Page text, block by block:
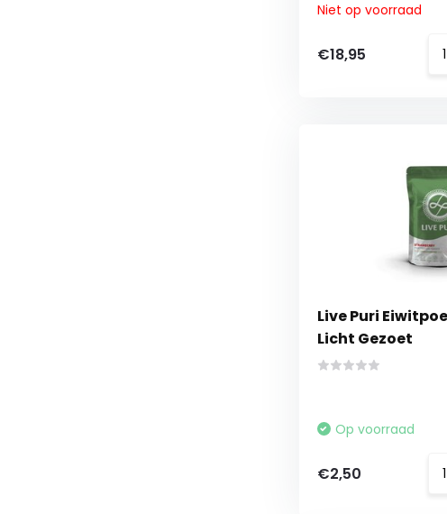
Niet op voorraad
€18,95
Live Puri
Licht Gezoet
Op voorraad
€2,50